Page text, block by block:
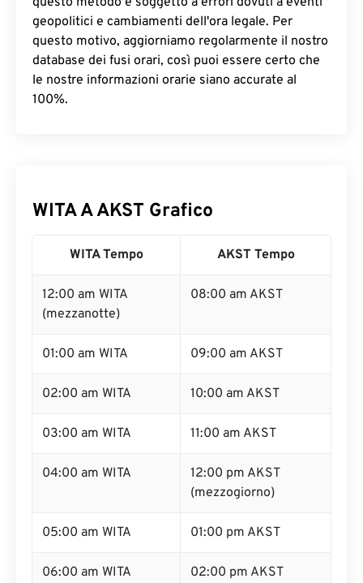
geopolitici e cambiamenti dell'ora legale. Per
questo motivo, aggiorniamo regolarmente il nostro
database dei fusi orari, così puoi essere certo che
le nostre informazioni orarie siano accurate al
100%.
WITA A AKST Grafico
WITA Tempo AKST Tempo
12:00 am WITA
(mezzanotte)
08:00 am AKST
01:00 am WITA 09:00 am AKST
02:00 am WITA 10:00 am AKST
03:00 am WITA 11:00 am AKST
04:00 am WITA
12:00 pm AKST
(mezzogiorno)
05:00 am WITA 01:00 pm AKST
06:00 am WITA 02:00 pm AKST